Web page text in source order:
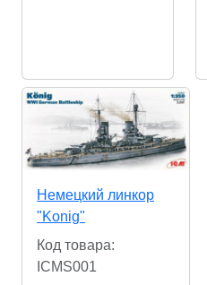
Немецкий линкор
"Konig"
Код товара:
ICMS001